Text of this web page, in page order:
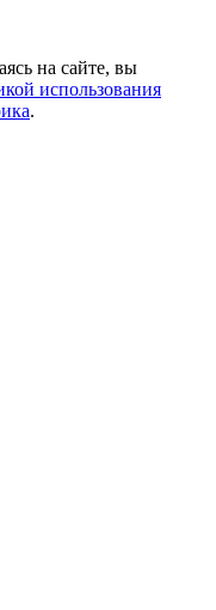
на сайте, вы
использования
.